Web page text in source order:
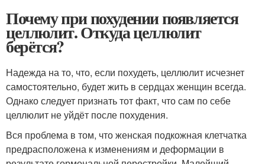
Почему при похудении появляется
целлюлит. Откуда целлюлит
берётся?
Надежда на то, что, если похудеть, целлюлит исчезнет
самостоятельно, будет жить в сердцах женщин всегда.
Однако следует признать тот факт, что сам по себе
целлюлит не уйдёт после похудения.
Вся проблема в том, что женская подкожная клетчатка
предрасположена к изменениям и деформации в